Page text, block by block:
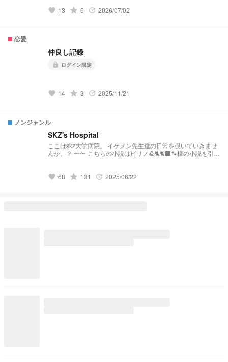
https://novel.prcm.jp/novel/glD82PmsjjyliCBqfTfE モルトクラ
トロム主×twst
https://novel.prcm.jp/novel/0Di6NmZrhkejeVVqc2KV ジャバウ
ォック主×prsk
https://novel.prcm.jp/novel/EnIkZnT0ofFsIEuiejlN シノストラ主
https://novel.prcm.jp/novel/XZrdVSw6wnIuBLTTsQri
favorite 13 grade 6 update 2026/07/02
恋愛
仲良し記録
lock ログイン限定
favorite 14 grade 3 update 2025/11/21
ノンジャンル
SKZ's Hospital
ここはskz大学病院。 イケメン先生達の日常を覗いていきませ
んか、？ 〜〜 こちらの小説はピリノ🍮🐈🐈‍⬛🐾様の小説を引き
体調不良から診察まで…… 基本的にどんなリクエストもお待
favorite 68 grade 131 update 2025/06/22